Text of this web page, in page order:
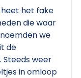
het fake
die waar
we
de
Steeds weer
in omloop